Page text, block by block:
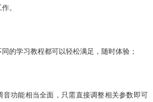
。
的学习教程都可以轻松满足，随时体验；
音功能相当全面，只需直接调整相关参数即可